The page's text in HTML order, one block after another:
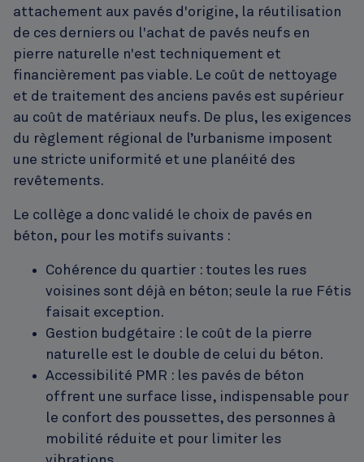
attachement aux pavés d'origine, la réutilisation
de ces derniers ou l'achat de pavés neufs en
pierre naturelle n'est techniquement et
financièrement pas viable. Le coût de nettoyage
et de traitement des anciens pavés est supérieur
au coût de matériaux neufs. De plus, les exigences
du règlement régional de l’urbanisme imposent
une stricte uniformité et une planéité des
revêtements.
Le collège a donc validé le choix de pavés en
béton, pour les motifs suivants :
Cohérence du quartier : toutes les rues
voisines sont déjà en béton; seule la rue Fétis
faisait exception.
Gestion budgétaire : le coût de la pierre
naturelle est le double de celui du béton.
Accessibilité PMR : les pavés de béton
offrent une surface lisse, indispensable pour
le confort des poussettes, des personnes à
mobilité réduite et pour limiter les